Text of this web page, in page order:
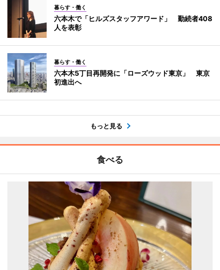
暮らす・働く
六本木で「ヒルズスタッフアワード」 勤続者408
人を表彰
暮らす・働く
六本木5丁目再開発に「ローズウッド東京」 東京
初進出へ
もっと見る
食べる